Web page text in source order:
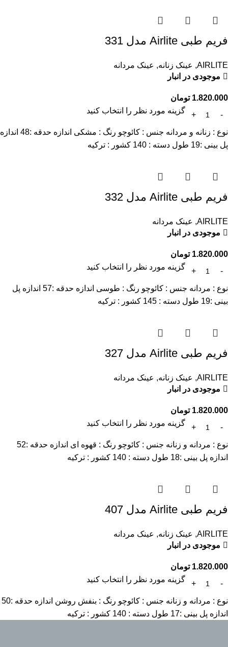
فریم طبی Airlite مدل 331
AIRLITE
, عینک زنانه, عینک مردانه
موجودی در انبار
1.820.000 تومان
گزینه مورد نظر را انتخاب کنید
نوع : زنانه و مردانه جنس : کائوچو رنگ : مشکی اندازه حدقه :48 اندازه
پل بینی :19 طول دسته : 140 کشور : ترکیه
فریم طبی Airlite مدل 332
AIRLITE
, عینک مردانه
موجودی در انبار
1.820.000 تومان
گزینه مورد نظر را انتخاب کنید
نوع : مردانه جنس : کائوچو رنگ : طوسی اندازه حدقه :57 اندازه پل
بینی :19 طول دسته : 145 کشور : ترکیه
فریم طبی Airlite مدل 327
AIRLITE
, عینک زنانه, عینک مردانه
موجودی در انبار
1.820.000 تومان
گزینه مورد نظر را انتخاب کنید
نوع : مردانه و زنانه جنس : کائوچو رنگ : قهوه ای اندازه حدقه :52
اندازه پل بینی :18 طول دسته : 140 کشور : ترکیه
فریم طبی Airlite مدل 407
AIRLITE
, عینک زنانه, عینک مردانه
موجودی در انبار
1.820.000 تومان
گزینه مورد نظر را انتخاب کنید
نوع : مردانه و زنانه جنس : کائوچو رنگ : بنفش روشن اندازه حدقه :50
اندازه پل بینی :17 طول دسته : 140 کشور : ترکیه